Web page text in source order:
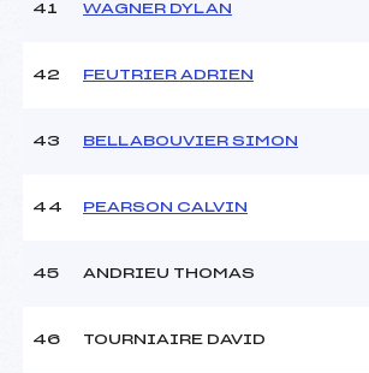
41 WAGNER DYLAN
42 FEUTRIER ADRIEN
43 BELLABOUVIER SIMON
44 PEARSON CALVIN
45 ANDRIEU THOMAS
46 TOURNIAIRE DAVID